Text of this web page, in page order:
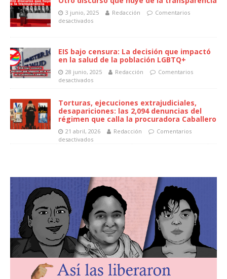
3 junio, 2025 Redacción
Comentarios
desactivados
EIS bajo censura: La decisión que impactó
en la salud de la población LGBTQ+
28 junio, 2025 Redacción
Comentarios
desactivados
Torturas, ejecuciones extrajudiciales,
desapariciones: las 2,094 denuncias del
régimen que calla la procuradora Caballero
21 abril, 2026 Redacción
Comentarios
desactivados